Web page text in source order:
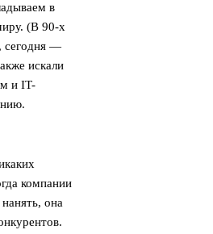
в
(В 90-х
сегодня —
искали
и IT-
компании
она